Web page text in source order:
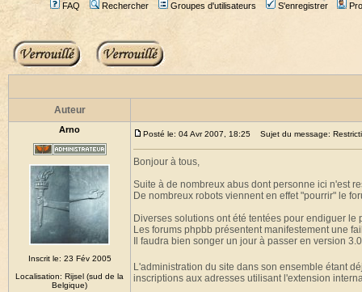
FAQ Rechercher Groupes d'utilisateurs S'enregistrer
Auteur
Arno
Inscrit le: 23 Fév 2005
Localisation: Rijsel (sud de la
Belgique)
Posté le: 04 Avr 2007, 18:25 Sujet du message:
Bonjour à tous,
Suite à de nombreux abus dont personne ici n'est
De nombreux robots viennent en effet "pourrir" le
Diverses solutions ont été tentées pour endiguer
Les forums phpbb présentent manifestement une
Il faudra bien songer un jour à passer en version
L'administration du site dans son ensemble étant
inscriptions aux adresses utilisant l'extension